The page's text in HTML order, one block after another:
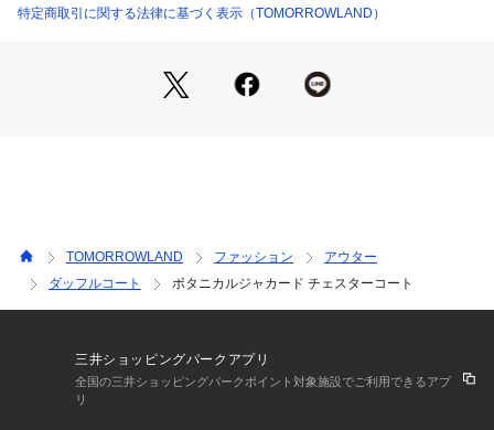
※商品の色味は、商品単体の画像をご確認ください
店舗にお問い合わせの際は、下記の商品番号をお申し付けくだ
やすい性質があります。
保管の際には十分ご注意下さい。
特定商取引に関する法律に基づく表示（TOMORROWLAND）
TOMORROWLAND ファッション
アウター
ダッフルコート
ボタニカルジャカード チェスターコート
三井ショッピングパークアプリ
全国の三井ショッピングパークポイント対象施設でご利用できるアプ
リ